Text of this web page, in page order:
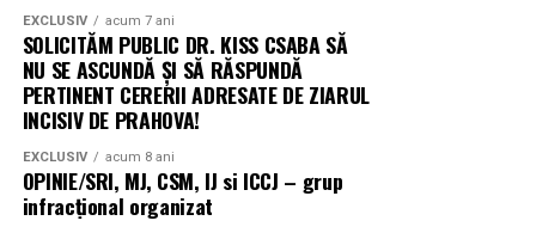
HONOR Watch 6 este disponibil în România în
variantele de culoare Twilight Brown și Shadow Black, la
prețurile recomandate de 1.199 lei, respectiv 1.099 lei
iar până pe 31 august acesta vine cu o reducere de 100
de lei la toți partenerii oficiali HONOR.
Mai multe informații despre HONOR Watch 6 sunt
EXCLUSIV acum 7 ani
SOLICITĂM PUBLIC DR. KISS CSABA SĂ
NU SE ASCUNDĂ ȘI SĂ RĂSPUNDĂ
PERTINENT CERERII ADRESATE DE ZIARUL
INCISIV DE PRAHOVA!
EXCLUSIV acum 8 ani
OPINIE/SRI, MJ, CSM, IJ si ICCJ – grup
infracțional organizat